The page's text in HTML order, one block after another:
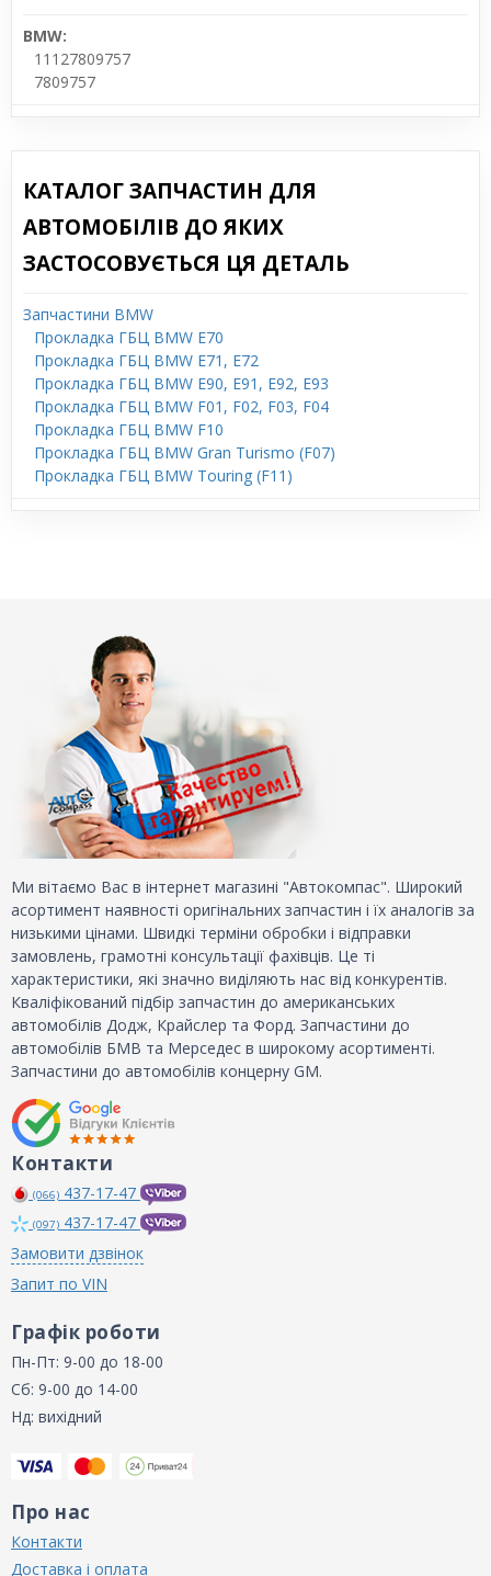
BMW:
11127809757
7809757
КАТАЛОГ ЗАПЧАСТИН ДЛЯ
АВТОМОБІЛІВ ДО ЯКИХ
ЗАСТОСОВУЄТЬСЯ ЦЯ ДЕТАЛЬ
Запчастини BMW
Прокладка ГБЦ BMW E70
Прокладка ГБЦ BMW E71, E72
Прокладка ГБЦ BMW E90, E91, E92, E93
Прокладка ГБЦ BMW F01, F02, F03, F04
Прокладка ГБЦ BMW F10
Прокладка ГБЦ BMW Gran Turismo (F07)
Прокладка ГБЦ BMW Touring (F11)
Ми вітаємо Вас в інтернет магазині "Автокомпас". Широкий
асортимент наявності оригінальних запчастин і їх аналогів за
низькими цінами. Швидкі терміни обробки і відправки
замовлень, грамотні консультації фахівців. Це ті
характеристики, які значно виділяють нас від конкурентів.
Кваліфікований підбір запчастин до американських
автомобілів Додж, Крайслер та Форд. Запчастини до
автомобілів БМВ та Мерседес в широкому асортименті.
Запчастини до автомобілів концерну GM.
Контакти
(066) 437-17-47
(097) 437-17-47
Замовити дзвінок
Запит по VIN
Графік роботи
Пн-Пт: 9-00 до 18-00
Сб: 9-00 до 14-00
Нд: вихідний
Про нас
Контакти
Доставка і оплата